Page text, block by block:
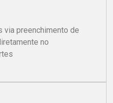
via preenchimento de
no